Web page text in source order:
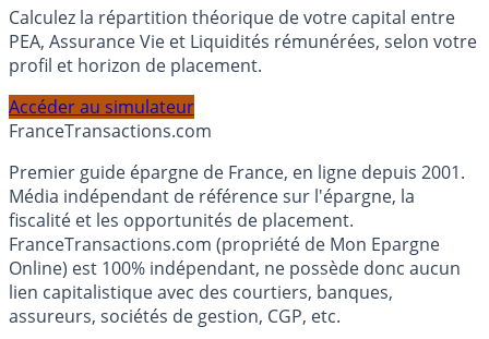
Calculez la répartition théorique de votre capital entre
PEA, Assurance Vie et Liquidités rémunérées, selon votre
profil et horizon de placement.
Accéder au simulateur
FranceTransactions.com
Premier guide épargne de France, en ligne depuis 2001.
Média indépendant de référence sur l'épargne, la
fiscalité et les opportunités de placement.
FranceTransactions.com (propriété de Mon Epargne
Online) est 100% indépendant, ne possède donc aucun
lien capitalistique avec des courtiers, banques,